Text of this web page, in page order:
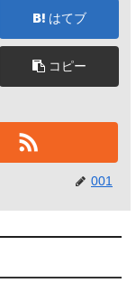
はてブ
コピー
001